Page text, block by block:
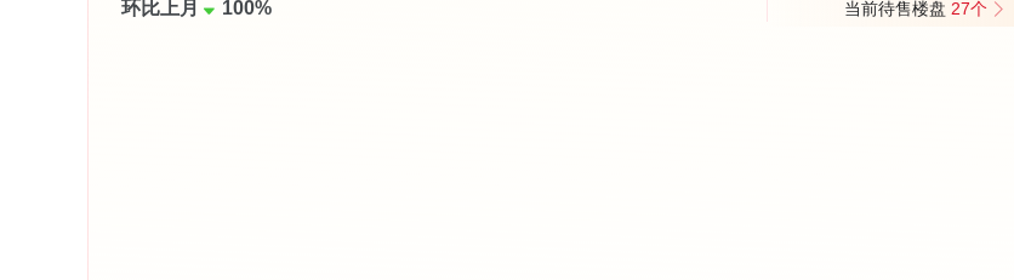
环比上月
100%
当前待售楼盘 27个